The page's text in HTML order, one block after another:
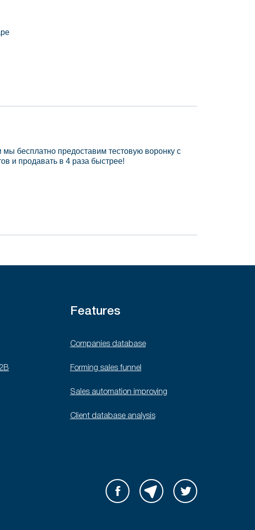
бесплатно предоставим тестовую воронку с
и продавать в 4 раза быстрее!
Features
Companies database
Forming sales funnel
Sales automation improving
Client database analysis